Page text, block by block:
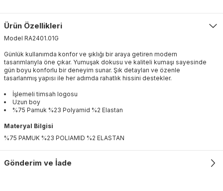
Ürün Özellikleri
Model RA2401.01G
Günlük kullanımda konfor ve şıklığı bir araya getiren modern
tasarımlarıyla öne çıkar. Yumuşak dokusu ve kaliteli kumaşı sayesinde
gün boyu konforlu bir deneyim sunar. Şık detayları ve özenle
tasarlanmış yapısı ile her adımda rahatlık hissini destekler.
İşlemeli timsah logosu
Uzun boy
%75 Pamuk %23 Polyamid %2 Elastan
Materyal Bilgisi
%75 PAMUK %23 POLIAMID %2 ELASTAN
Gönderim ve İade